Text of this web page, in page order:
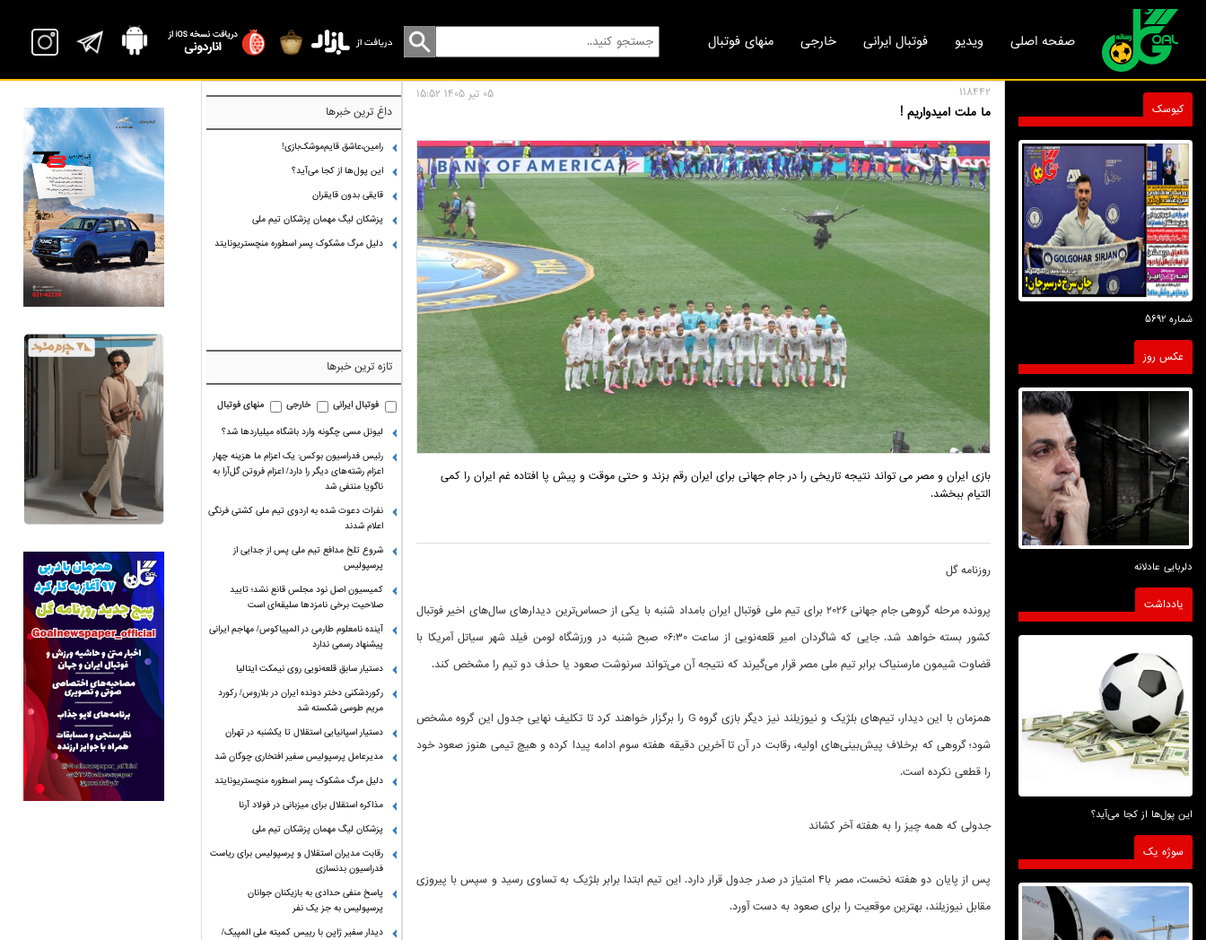
صفحه اصلی ویدیو فوتبال ایرانی خارجی منهای فوتبال
118442
ما ملت امیدواریم !
05 تير 1405 15:52
بازی ایران و مصر می تواند نتیجه تاریخی را در جام جهانی برای ایران رقم بزند و حتی موقت و پیش پا افتاده غم ایران را کمی
التیام ببخشد.
روزنامه گل
پرونده مرحله گروهی جام جهانی ۲۰۲۶ برای تیم ملی فوتبال ایران بامداد شنبه با یکی از حساس‌ترین دیدارهای سال‌های اخیر فوتبال
کشور بسته خواهد شد. جایی که شاگردان امیر قلعه‌نویی از ساعت ۰۶:۳۰ صبح شنبه در ورزشگاه لومن فیلد شهر سیاتل آمریکا با
قضاوت شیمون مارسنیاک برابر تیم ملی مصر قرار می‌گیرند که نتیجه آن می‌تواند سرنوشت صعود یا حذف دو تیم را مشخص کند.
همزمان با این دیدار، تیم‌های بلژیک و نیوزیلند نیز دیگر بازی گروه G را برگزار خواهند کرد تا تکلیف نهایی جدول این گروه مشخص
شود؛ گروهی که برخلاف پیش‌بینی‌های اولیه، رقابت در آن تا آخرین دقیقه هفته سوم ادامه پیدا کرده و هیچ تیمی هنوز صعود خود
را قطعی نکرده است.
جدولی که همه چیز را به هفته آخر کشاند
پس از پایان دو هفته نخست، مصر با۴ امتیاز در صدر جدول قرار دارد. این تیم ابتدا برابر بلژیک به تساوی رسید و سپس با پیروزی
مقابل نیوزیلند، بهترین موقعیت را برای صعود به دست آورد.
کیوسک
شماره 5692
عکس روز
دلربایی عادلانه
یادداشت
این پول‌ها از کجا می‌آید؟
سوژه یک
داغ ترین خبرها
رامین،عاشق قایم‌موشک‌بازی!
این پول‌ها از کجا می‌آید؟
قایقی بدون قایقران
پزشکان لیگ مهمان پزشکان تیم ملی
دلیل مرگ مشکوک پسر اسطوره منچستریونایتد
تازه ترین خبرها
فوتبال ایرانی خارجی
منهای فوتبال
لیونل مسی چگونه وارد باشگاه میلیاردها شد؟
رئیس فدراسیون بوکس: یک اعزام ما هزینه چهار
اعزام رشته‌های دیگر را دارد/ اعزام فروتن گل‌آرا به
ناگویا منتفی شد
نفرات دعوت شده به اردوی تیم ملی کشتی فرنگی
اعلام شدند
شروع تلخ مدافع تیم ملی پس از جدایی از
پرسپولیس
کمیسیون اصل نود مجلس قانع نشد؛ تایید
صلاحیت برخی نامزدها سلیقه‌ای است
آینده نامعلوم طارمی در المپیاکوس/ مهاجم ایرانی
پیشنهاد رسمی ندارد
دستیار سابق قلعه‌نویی روی نیمکت ایتالیا
رکوردشکنی دختر دونده ایران در بلاروس/ رکورد
مریم طوسی شکسته شد
دستیار اسپانیایی استقلال تا یکشنبه در تهران
مدیرعامل پرسپولیس سفیر افتخاری چوگان شد
دلیل مرگ مشکوک پسر اسطوره منچستریونایتد
مذاکره استقلال برای میزبانی در فولاد آرنا
پزشکان لیگ مهمان پزشکان تیم ملی
رقابت مدیران استقلال و پرسپولیس برای ریاست
فدراسیون بدنسازی
پاسخ منفی حدادی به بازیکنان جوانان
پرسپولیس به جز یک نفر
دیدار سفیر ژاپن با رییس کمیته ملی المپیک/